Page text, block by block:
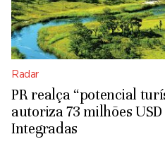
Radar
PR realça “potencial
autoriza 73 milhões
Integradas